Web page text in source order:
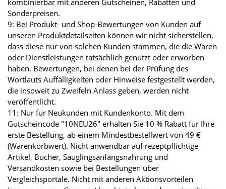
kombinierbar mit anderen Gutscheinen, Rabatten und
Sonderpreisen.
9: Bei Produkt- und Shop-Bewertungen von Kunden auf
unseren Produktdetailseiten können wir nicht sicherstellen,
dass diese nur von solchen Kunden stammen, die die Waren
oder Dienstleistungen tatsächlich genutzt oder erworben
haben. Bewertungen, bei denen bei der Prüfung des
Wortlauts Auffälligkeiten oder Hinweise festgestellt werden,
die insoweit zu Zweifeln Anlass geben, werden nicht
veröffentlicht.
11: Nur für Neukunden mit Kundenkonto. Mit dem
Gutscheincode "10NEU26" erhalten Sie 10 % Rabatt für Ihre
erste Bestellung, ab einem Mindestbestellwert von 49 €
(Warenkorbwert). Nicht anwendbar auf rezeptpflichtige
Artikel, Bücher, Säuglingsanfangsnahrung und
Versandkosten sowie bei Bestellungen über
Vergleichsportale. Nicht mit anderen Aktionsvorteilen